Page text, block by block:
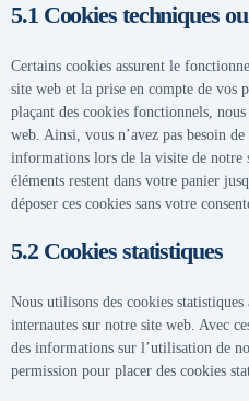
5.1 Cookies techniques
Certains cookies assurent le
site web et la prise en compte de vos
plaçant des cookies fonctionnels,
web. Ainsi, vous n’avez pas besoin
informations lors de la visite de notre
éléments restent dans votre panier
déposer ces cookies sans votre
5.2 Cookies statistiques
Nous utilisons des cookies
internautes sur notre site web. Avec
des informations sur l’utilisation de
permission pour placer des cookies